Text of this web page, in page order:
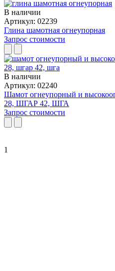
В наличии
Артикул: 02239
Глина шамотная огнеупорная
Запрос стоимости
В наличии
Артикул: 02240
Шамот огнеупорный и
28, ШГАР 42, ШГА
Запрос стоимости
1